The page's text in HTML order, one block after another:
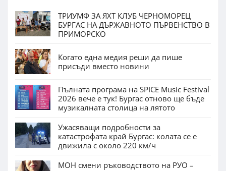
ТРИУМФ ЗА ЯХТ КЛУБ ЧЕРНОМОРЕЦ
БУРГАС НА ДЪРЖАВНОТО ПЪРВЕНСТВО В
ПРИМОРСКО
Когато една медия реши да пише
присъди вместо новини
Пълната програма на SPICE Music Festival
2026 вече е тук! Бургас отново ще бъде
музикалната столица на лятото
Ужасяващи подробности за
катастрофата край Бургас: колата се е
движила с около 220 км/ч
МОН смени ръководството на РУО –